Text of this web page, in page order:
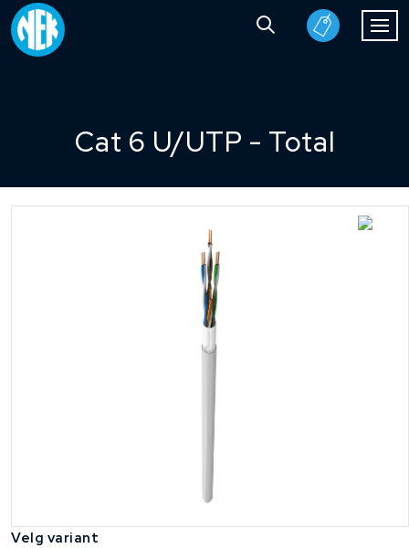
Cat 6 U/UTP - Total
Velg variant